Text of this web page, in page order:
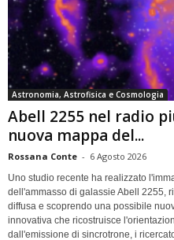
Astronomia, Astrofisica e Cosmologia
Abell 2255 nel radio
nuova mappa del...
Rossana Conte - 6 Agosto 2026
Uno studio recente ha realizzato
dell'ammasso di galassie Abell 2255,
diffusa e scoprendo una possibile
innovativa che ricostruisce
dall'emissione di sincrotrone, i